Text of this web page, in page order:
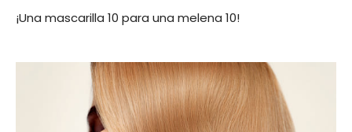
¡Una mascarilla 10 para una melena 10!